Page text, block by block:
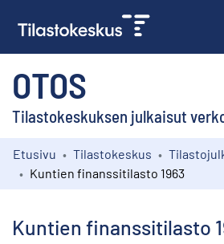
OTOS
Tilastokeskuksen julkaisut
Kokoelmat
Etusivu Tilastokeskus
Kuntien finanssitilasto 1963
Kuntien finanssitilasto